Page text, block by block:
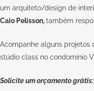
um arquiteto/design de
Caio Pelisson,também
Acompanhe alguns projetos
stúdio class no condomínio
Solicite um orçamento grátis: